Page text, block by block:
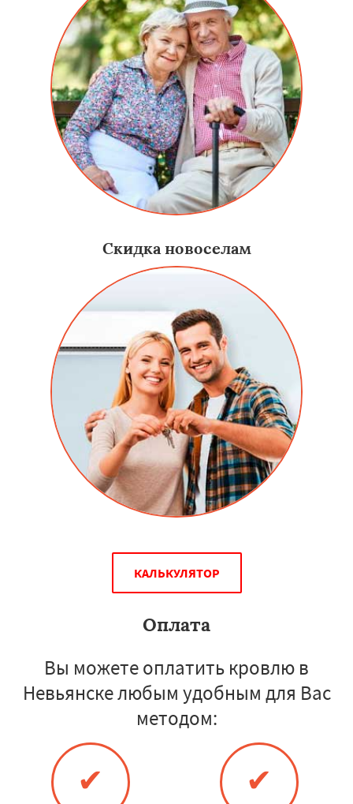
Скидка новоселам
КАЛЬКУЛЯТОР
Оплата
Вы можете оплатить кровлю в
Невьянске любым удобным для Вас
методом:
✔ ✔